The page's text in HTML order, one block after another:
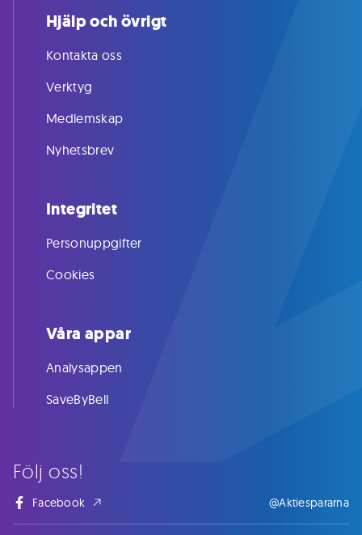
Följ oss!
Facebook @Aktiespararna
Hjälp och övrigt
Kontakta oss
Verktyg
Medlemskap
Nyhetsbrev
Integritet
Personuppgifter
Cookies
Våra appar
Analysappen
SaveByBell